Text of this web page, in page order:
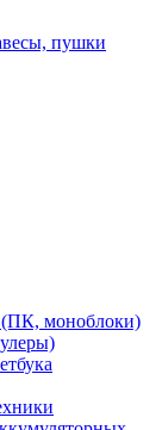
пушки
моноблоки)